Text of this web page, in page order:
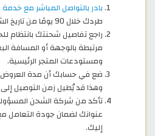
بادر بالتواصل المباشر مع
طردك خلال 90 يومًا من تاريخ الشراء.
راجع تفاصيل شحنتك بانتظام
مرتبطة بالوجهة أو المسافة
ومستودعات المتجر الرئيسية.
ضع في حسابك أن مدة العروض
وهذا قد يُطيل زمن التوصيل إلى
تأكد من شركة الشحن
عنوانك لضمان جودة التعامل
إليك.